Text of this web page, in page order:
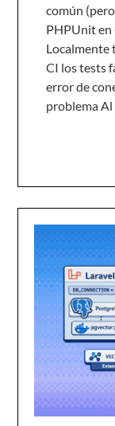
común
PHPUnit en
Localmente
CI los tests
error de
problema